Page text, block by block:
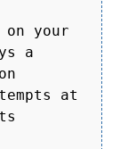
your
a
at